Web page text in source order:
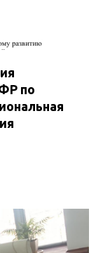
по